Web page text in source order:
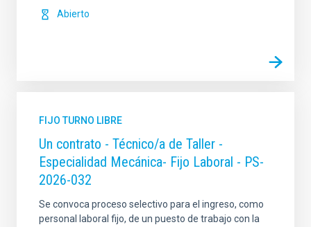
Abierto
FIJO TURNO LIBRE
Un contrato - Técnico/a de Taller -
Especialidad Mecánica- Fijo Laboral - PS-
2026-032
Se convoca proceso selectivo para el ingreso, como
personal laboral fijo, de un puesto de trabajo con la